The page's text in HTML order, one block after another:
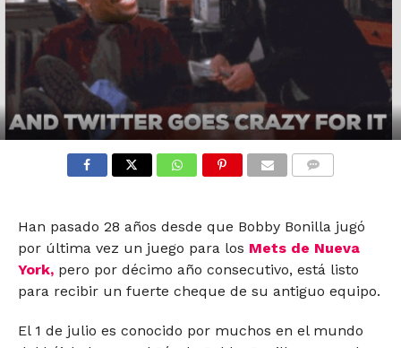
Han pasado 28 años desde que Bobby Bonilla jugó
por última vez un juego para los Mets de Nueva
York,pero por décimo año consecutivo, está listo
para recibir un fuerte cheque de su antiguo equipo.
El 1 de julio es conocido por muchos en el mundo